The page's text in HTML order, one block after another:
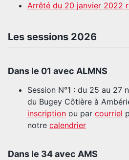
Arrêté du 20 janvier 2022
Les sessions 2026
Dans le 01 avec ALMNS
Session N°1 : du 25 au 27
du Bugey Côtière à
inscription ou par courriel
notre calendrier
Dans le 34 avec AMS